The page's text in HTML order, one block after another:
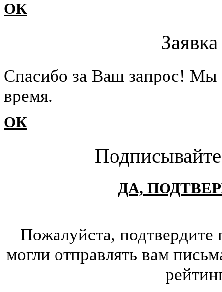
ОК
Cпасибо за Ваш запрос!
время.
ОК
ДА,
Пожалуйста,
могли отправлять вам